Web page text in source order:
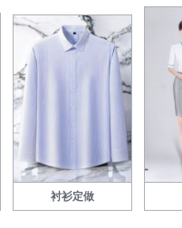
衬衫定做